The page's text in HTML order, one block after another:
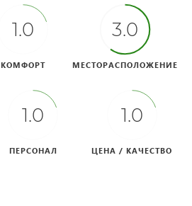
1.0
КОМФОРТ
3.0
МЕСТОРАСПОЛОЖЕНИЕ
1.0
ПЕРСОНАЛ
1.0
ЦЕНА / КАЧЕСТВО